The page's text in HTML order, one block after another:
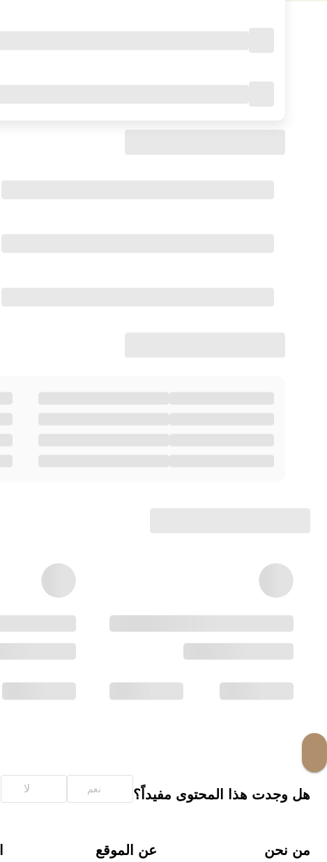
هل وجدت هذا المحتوى مفيداً؟ نعم لا
من نحن عن الموقع